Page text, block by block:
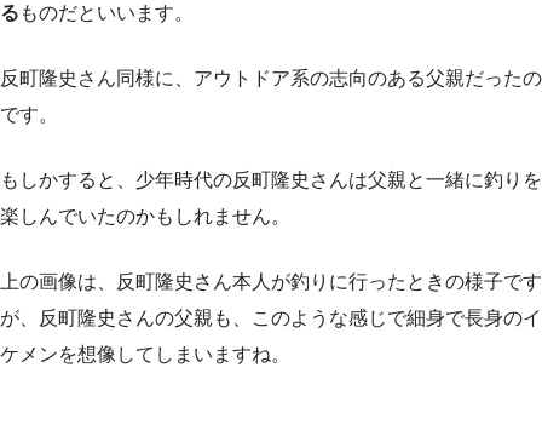
る ものだといいます。
反町隆史さん同様に、アウトドア系の志向のある父親だったの
です。
もしかすると、少年時代の反町隆史さんは父親と一緒に釣りを
楽しんでいたのかもしれません。
上の画像は、反町隆史さん本人が釣りに行ったときの様子です
が、反町隆史さんの父親も、このような感じで細身で長身のイ
ケメンを想像してしまいますね。